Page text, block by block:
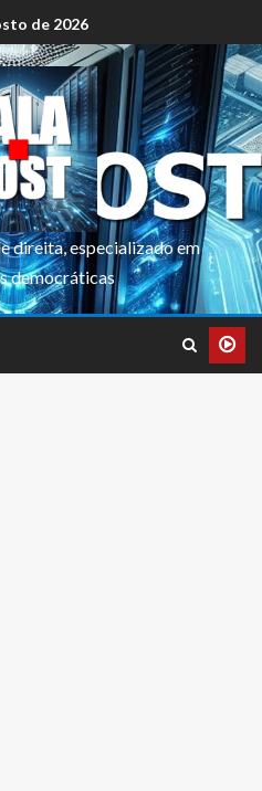
de 2026
direita, especializado em
democráticas